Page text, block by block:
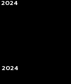
2024
2024